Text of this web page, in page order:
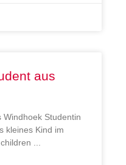
aus
Studentin
kleines Kind im